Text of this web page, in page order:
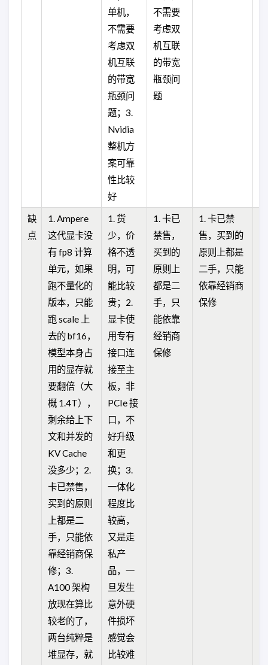
单机，
不需要
考虑双
机互联
的带宽
瓶颈问
题；3.
Nvidia
整机方
案可靠
性比较
好
不需要
考虑双
机互联
的带宽
瓶颈问
题
缺
点
1. Ampere
这代显卡没
有 fp8 计算
单元，如果
跑不量化的
版本，只能
跑 scale 上
去的 bf16，
模型本身占
用的显存就
要翻倍（大
概 1.4T），
剩余给上下
文和并发的
KV Cache
没多少；2.
卡已禁售，
买到的原则
上都是二
手，只能依
靠经销商保
修；3.
A100 架构
放现在算比
较老的了，
两台纯粹是
堆显存，就
1. 货
少，价
格不透
明，可
能比较
贵；2.
显卡使
用专有
接口连
接至主
板，非
PCIe 接
口，不
好升级
和更
换；3.
一体化
程度比
较高，
又是走
私产
品，一
旦发生
意外硬
件损坏
感觉会
比较难
1. 卡已
禁售，
买到的
原则上
都是二
手，只
能依靠
经销商
保修
1. 卡已禁
售，买到的
原则上都是
二手，只能
依靠经销商
保修